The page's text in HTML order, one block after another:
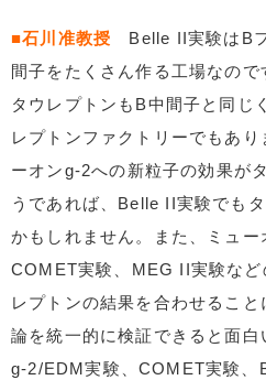
■石川准教授 Belle II実験はB
間子をたくさん作る工場なの
タウレプトンもB中間子と同じ
レプトンファクトリーでもあ
ーオンg-2への新粒子の効果が
うであれば、Belle II実験でも
かもしれません。また、ミュー
COMET実験、MEG II実験など
レプトンの結果を合わせるこ
論を統一的に検証できると面
g-2/EDM実験、COMET実験、